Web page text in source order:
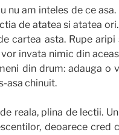
nu am inteles de ce
de atatea si atatea
cartea asta. Rupe
invata nimic din
din drum: adauga o
asa chinuit.
reala, plina de lectii.
deoarece cred